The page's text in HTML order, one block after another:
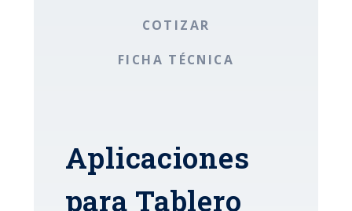
COTIZAR
FICHA TÉCNICA
Aplicaciones
para Tablero